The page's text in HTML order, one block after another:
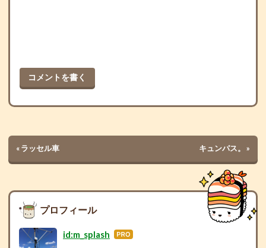
コメントを書く
«ラッセル車 キュンパス。»
プロフィール
id:m_splash はて